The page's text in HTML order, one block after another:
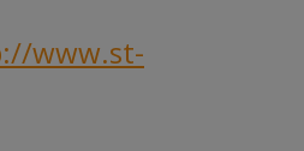
www.st-